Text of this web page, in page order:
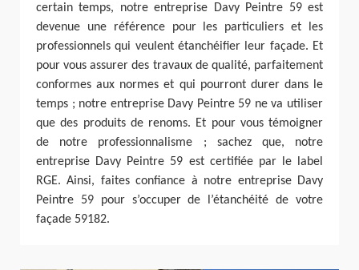
certain temps, notre entreprise Davy Peintre 59 est
devenue une référence pour les particuliers et les
professionnels qui veulent étanchéifier leur façade. Et
pour vous assurer des travaux de qualité, parfaitement
conformes aux normes et qui pourront durer dans le
temps ; notre entreprise Davy Peintre 59 ne va utiliser
que des produits de renoms. Et pour vous témoigner
de notre professionnalisme ; sachez que, notre
entreprise Davy Peintre 59 est certifiée par le label
RGE. Ainsi, faites confiance à notre entreprise Davy
Peintre 59 pour s’occuper de l’étanchéité de votre
façade 59182.